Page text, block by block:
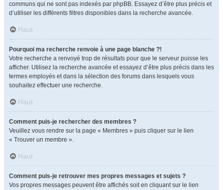
communs qui ne sont pas indexés par phpBB. Essayez d’être plus précis et
d’utiliser les différents filtres disponibles dans la recherche avancée.
Haut
Pourquoi ma recherche renvoie à une page blanche ?!
Votre recherche a renvoyé trop de résultats pour que le serveur puisse les
afficher. Utilisez la recherche avancée et essayez d’être plus précis dans les
termes employés et dans la sélection des forums dans lesquels vous
souhaitez effectuer une recherche.
Haut
Comment puis-je rechercher des membres ?
Veuillez vous rendre sur la page « Membres » puis cliquer sur le lien
« Trouver un membre ».
Haut
Comment puis-je retrouver mes propres messages et sujets ?
Vos propres messages peuvent être affichés soit en cliquant sur le lien